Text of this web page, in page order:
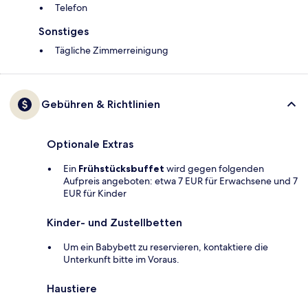
Telefon
Sonstiges
Tägliche Zimmerreinigung
Gebühren & Richtlinien
Optionale Extras
Ein Frühstücksbuffet wird gegen folgenden
Aufpreis angeboten: etwa 7 EUR für Erwachsene und 7
EUR für Kinder
Kinder- und Zustellbetten
Um ein Babybett zu reservieren, kontaktiere die
Unterkunft bitte im Voraus.
Haustiere